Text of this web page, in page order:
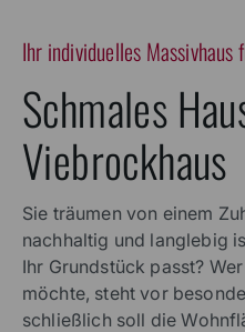
Ihr individuelles Massivhaus
Schmales
Viebrockhaus
Sie träumen von einem
nachhaltig und langlebig
Ihr Grundstück passt?
möchte, steht vor
schließlich soll die